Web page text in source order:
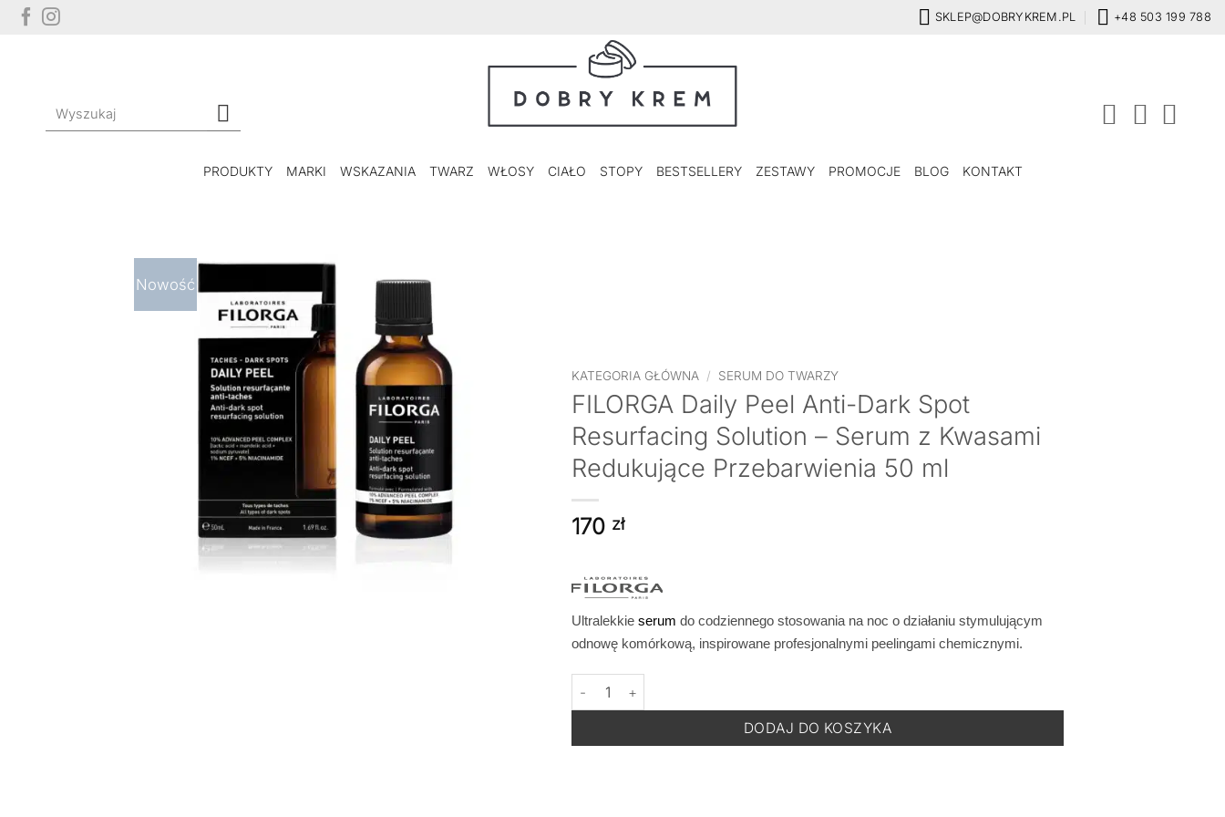
Przewiń
SKLEP@DOBRYKREM.PL +48 503 199 788
Szukaj:
PRODUKTY MARKI WSKAZANIA TWARZ WŁOSY CIAŁO STOPY BESTSELLERY ZESTAWY PROMOCJE BLOG KONTAKT
Nowość
KATEGORIA GŁÓWNA / SERUM DO TWARZY
FILORGA Daily Peel Anti-Dark Spot
Resurfacing Solution – Serum z Kwasami
Redukujące Przebarwienia 50 ml
170 zł
Ultralekkie serum do codziennego stosowania na noc o działaniu stymulującym
odnowę komórkową, inspirowane profesjonalnymi peelingami chemicznymi.
ilość FILORGA Daily Peel Anti-Dark Spot Resurfacing Solution - Serum z Kwasami Redukujące
DODAJ DO KOSZYKA